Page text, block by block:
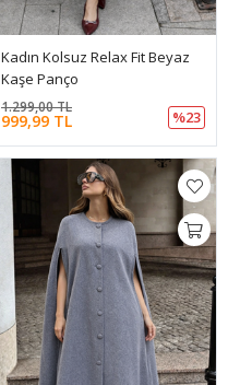
Kadın Kolsuz Relax Fit Beyaz
Kaşe Panço
999,99 TL
1.299,00 TL
%23